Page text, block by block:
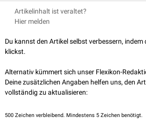
Das Auftreten von Metastasen
zum Zeitpunkt der Diagnose und/oder
Artikelinhalt ist veraltet?
Hier melden
Du kannst den Artikel selbst verbessern, indem
klickst.
Alternativ kümmert sich unser Flexikon-
Deine zusätzlichen Angaben helfen uns, den
vollständig zu aktualisieren:
500 Zeichen verbleibend. Mindestens 5 Zeichen benötigt.